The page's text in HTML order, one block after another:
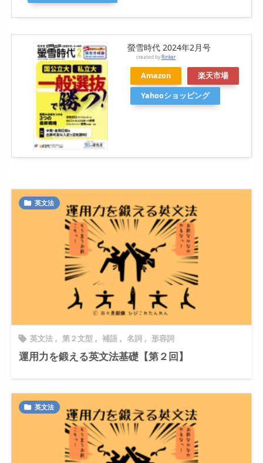
螢雪時代 2024年2月号
created by Rinker
Amazon
楽天市場
Yahooショッピング
 英文法
 英文法 , 第２文型 , 補語 , 名詞 , 形容詞
運用力を鍛える英文法基礎【第２回】
 英文法